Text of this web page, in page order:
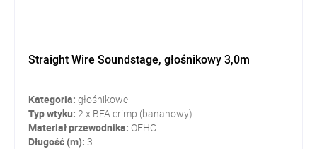
Straight Wire Soundstage, głośnikowy 3,0m
Kategoria: głośnikowe
Typ wtyku: 2 x BFA crimp (bananowy)
Materiał przewodnika: OFHC
Długość (m): 3